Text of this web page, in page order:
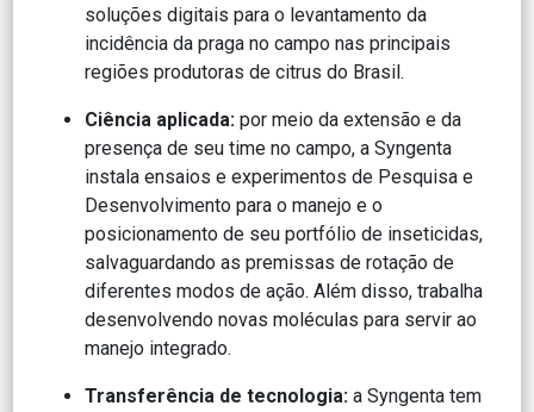
soluções digitais para o levantamento da
incidência da praga no campo nas principais
regiões produtoras de citrus do Brasil.
Ciência aplicada: por meio da extensão e da
presença de seu time no campo, a Syngenta
instala ensaios e experimentos de Pesquisa e
Desenvolvimento para o manejo e o
posicionamento de seu portfólio de inseticidas,
salvaguardando as premissas de rotação de
diferentes modos de ação. Além disso, trabalha
desenvolvendo novas moléculas para servir ao
manejo integrado.
Transferência de tecnologia: a Syngenta tem